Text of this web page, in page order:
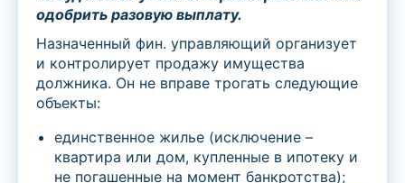
одобрить разовую выплату.
Назначенный фин. управляющий организует
и контролирует продажу имущества
должника. Он не вправе трогать следующие
объекты:
единственное жилье (исключение –
квартира или дом, купленные в ипотеку и
не погашенные на момент банкротства);